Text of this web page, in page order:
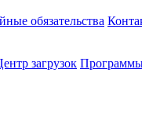
обязательства
загрузок